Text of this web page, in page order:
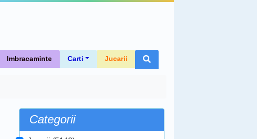
Imbracaminte Carti Jucarii
Categorii